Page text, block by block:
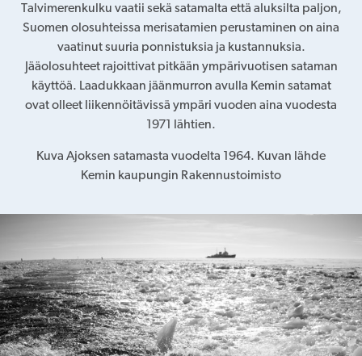
Talvimerenkulku vaatii sekä satamalta että aluksilta paljon,
Suomen olosuhteissa merisatamien perustaminen on aina
vaatinut suuria ponnistuksia ja kustannuksia.
Jääolosuhteet rajoittivat pitkään ympärivuotisen sataman
käyttöä. Laadukkaan jäänmurron avulla Kemin satamat
ovat olleet liikennöitävissä ympäri vuoden aina vuodesta
1971 lähtien.
Kuva Ajoksen satamasta vuodelta 1964. Kuvan lähde
Kemin kaupungin Rakennustoimisto